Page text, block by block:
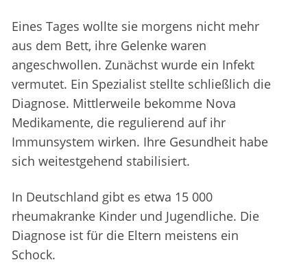
Eines Tages wollte sie morgens nicht mehr
aus dem Bett, ihre Gelenke waren
angeschwollen. Zunächst wurde ein Infekt
vermutet. Ein Spezialist stellte schließlich die
Diagnose. Mittlerweile bekomme Nova
Medikamente, die regulierend auf ihr
Immunsystem wirken. Ihre Gesundheit habe
sich weitestgehend stabilisiert.
In Deutschland gibt es etwa 15 000
rheumakranke Kinder und Jugendliche. Die
Diagnose ist für die Eltern meistens ein
Schock.